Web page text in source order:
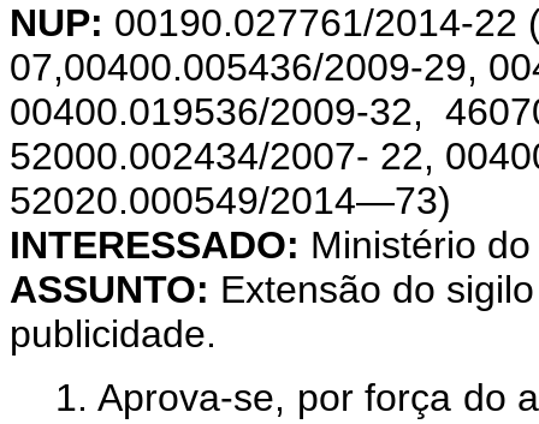
NUP: 00190.027761/2014-22
07,00400.005436/2009-29,
00400.019536/2009-32,
52000.002434/2007- 22,
52020.000549/2014—73)
INTERESSADO: Ministério
ASSUNTO: Extensão do
publicidade.
1. Aprova-se, por força do